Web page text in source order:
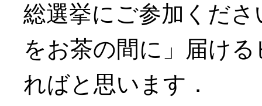
総選挙にご参加くだ
をお茶の間に」届け
ればと思います．